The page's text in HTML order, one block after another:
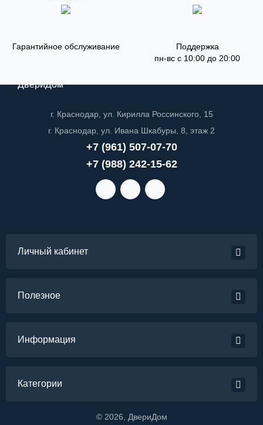
Гарантийное обслуживание
Поддержка
пн-вс с 10:00 до 20:00
ДвериДом
г. Краснодар, ул. Кирилла Россинского, 15
г. Краснодар, ул. Ивана Шкабуры, 8, этаж 2
+7 (961) 507-07-70
+7 (988) 242-15-62
Личный кабинет
Полезное
Информация
Категории
© 2026 , ДвериДом